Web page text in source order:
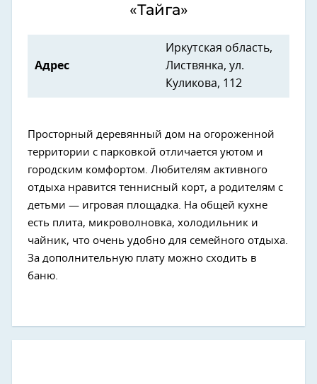
«Тайга»
Адрес
Иркутская область,
Листвянка, ул.
Куликова, 112
Просторный деревянный дом на огороженной
территории с парковкой отличается уютом и
городским комфортом. Любителям активного
отдыха нравится теннисный корт, а родителям с
детьми — игровая площадка. На общей кухне
есть плита, микроволновка, холодильник и
чайник, что очень удобно для семейного отдыха.
За дополнительную плату можно сходить в
баню.